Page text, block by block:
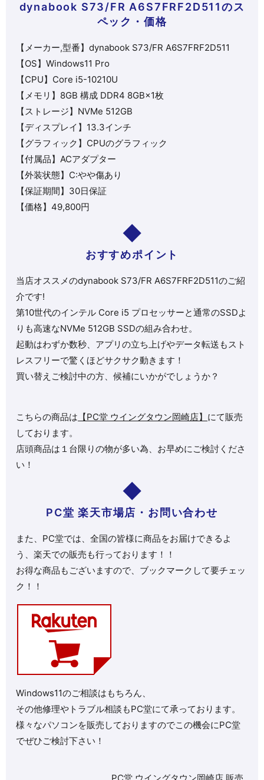
dynabook S73/FR A6S7FRF2D511のス
ペック・価格
【メーカー,型番】dynabook S73/FR A6S7FRF2D511
【OS】Windows11 Pro
【CPU】 Core i5-10210U
【メモリ】8GB 構成 DDR4 8GB×1枚
【ストレージ】 NVMe 512GB
【ディスプレイ】13.3インチ
【グラフィック】CPUのグラフィック
【付属品】ACアダプター
【外装状態】C:やや傷あり
【保証期間】30日保証
【価格】49,800円
おすすめポイント
当店オススメのdynabook S73/FR A6S7FRF2D511のご紹
介です!
第10世代のインテル Core i5 プロセッサーと通常のSSDよ
りも高速なNVMe 512GB SSDの組み合わせ。
起動はわずか数秒、アプリの立ち上げやデータ転送もスト
レスフリーで驚くほどサクサク動きます！
買い替えご検討中の方、候補にいかがでしょうか？
こちらの商品は 【PC堂 ウイングタウン岡崎店】 にて販売
しております。
店頭商品は１台限りの物が多い為、お早めにご検討くださ
い！
PC堂 楽天市場店・お問い合わせ
また、PC堂では、全国の皆様に商品をお届けできるよ
う、楽天での販売も行っております！！
お得な商品もございますので、ブックマークして要チェッ
ク！！
Windows11のご相談はもちろん、
その他修理やトラブル相談もPC堂にて承っております。
様々なパソコンを販売しておりますのでこの機会にPC堂
でぜひご検討下さい！